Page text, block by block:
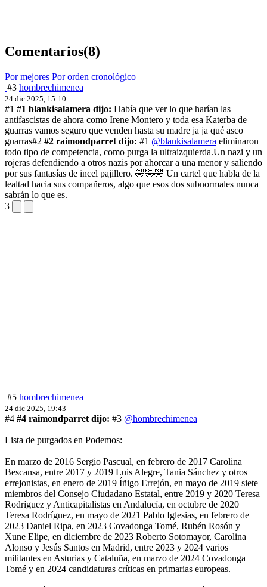
Comentarios(8)
Por mejores Por orden cronológico
#3 hombrechimenea
24 dic 2025, 15:10
#1 #1 blankisalamera dijo: Había que ver lo que harían las
antifascistas de ahora como Irene Montero y toda esa Katerba de
guarras vamos seguro que venden hasta su madre ja ja qué asco
guarras#2 #2 raimondparret dijo: #1 @blankisalamera eliminaron
todo tipo de competencia, como purga la ultraizquierda.Un nazi y un
rojeras defendiendo a otros nazis por ahorcar a una menor y saliendo
por sus fantasías de incel pajillero. 🤣🤣🤣 Un cartel que habla de la
lealtad hacia sus compañeros, algo que esos dos subnormales nunca
sabrán lo que es.
3
#5 hombrechimenea
24 dic 2025, 19:43
#4 #4 raimondparret dijo: #3 @hombrechimenea
Lista de purgados en Podemos:
En marzo de 2016 Sergio Pascual, en febrero de 2017 Carolina
Bescansa, entre 2017 y 2019 Luis Alegre, Tania Sánchez y otros
errejonistas, en enero de 2019 Íñigo Errejón, en mayo de 2019 siete
miembros del Consejo Ciudadano Estatal, entre 2019 y 2020 Teresa
Rodríguez y Anticapitalistas en Andalucía, en octubre de 2020
Teresa Rodríguez, en mayo de 2021 Pablo Iglesias, en febrero de
2023 Daniel Ripa, en 2023 Covadonga Tomé, Rubén Rosón y
Xune Elipe, en diciembre de 2023 Roberto Sotomayor, Carolina
Alonso y Jesús Santos en Madrid, entre 2023 y 2024 varios
militantes en Asturias y Cataluña, en marzo de 2024 Covadonga
Tomé y en 2024 candidaturas críticas en primarias europeas.